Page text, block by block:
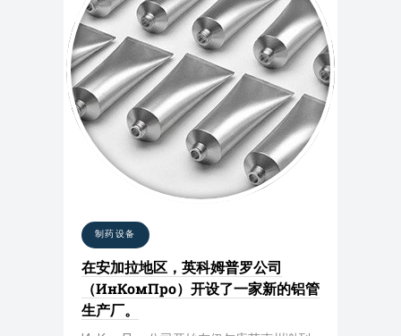
制药设备
在安加拉地区，英科姆普罗公司
（ИнКомПро）开设了一家新的铝管
生产厂。